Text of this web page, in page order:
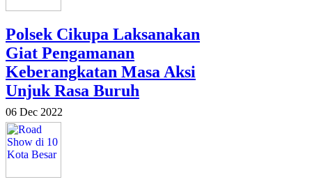
Polsek Cikupa Laksanakan
Giat Pengamanan
Keberangkatan Masa Aksi
Unjuk Rasa Buruh
06 Dec 2022